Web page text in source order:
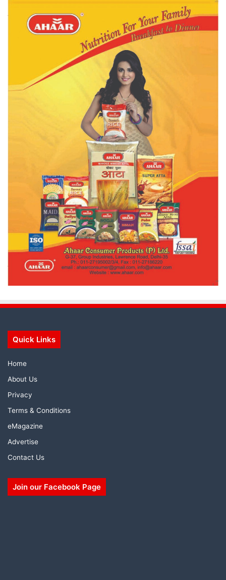
Quick Links
Home
About Us
Privacy
Terms & Conditions
eMagazine
Advertise
Contact Us
Join our Facebook Page